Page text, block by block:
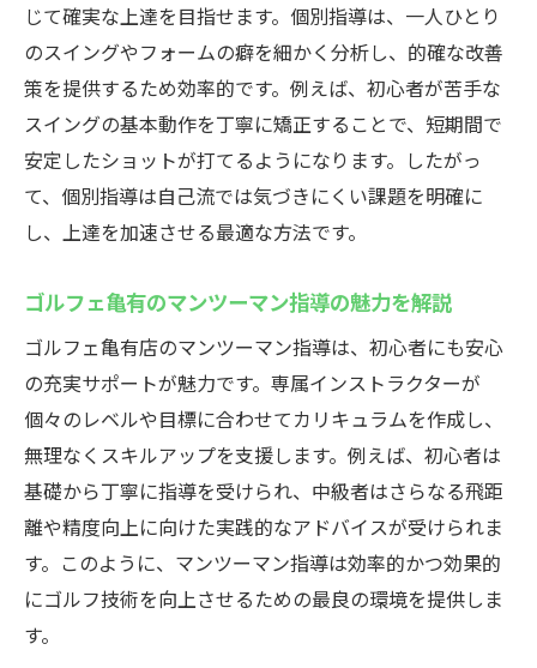
じて確実な上達を目指せます。個別指導は、一人ひとり
のスイングやフォームの癖を細かく分析し、的確な改善
策を提供するため効率的です。例えば、初心者が苦手な
スイングの基本動作を丁寧に矯正することで、短期間で
安定したショットが打てるようになります。したがっ
て、個別指導は自己流では気づきにくい課題を明確に
し、上達を加速させる最適な方法です。
ゴルフェ亀有のマンツーマン指導の魅力を解説
ゴルフェ亀有店のマンツーマン指導は、初心者にも安心
の充実サポートが魅力です。専属インストラクターが
個々のレベルや目標に合わせてカリキュラムを作成し、
無理なくスキルアップを支援します。例えば、初心者は
基礎から丁寧に指導を受けられ、中級者はさらなる飛距
離や精度向上に向けた実践的なアドバイスが受けられま
す。このように、マンツーマン指導は効率的かつ効果的
にゴルフ技術を向上させるための最良の環境を提供しま
す。